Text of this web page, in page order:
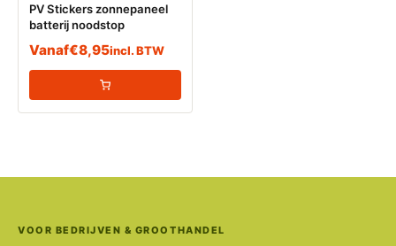
PV Stickers zonnepaneel
batterij noodstop
Vanaf€8,95incl. BTW
VOOR BEDRIJVEN & GROOTHANDEL